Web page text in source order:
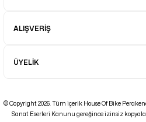
ALIŞVERİŞ
ÜYELİK
© Copyright 2026. Tüm içerik House Of Bike
Sanat Eserleri Kanunu gereğince izinsiz